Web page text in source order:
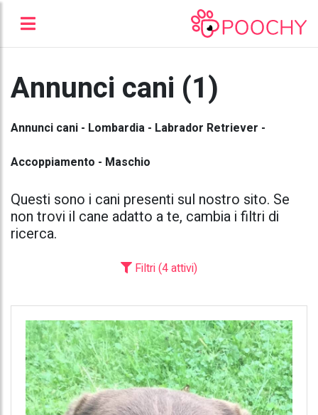
Annunci cani (1)
Annunci cani - Lombardia - Labrador Retriever -
Accoppiamento - Maschio
Questi sono i cani presenti sul nostro sito. Se
non trovi il cane adatto a te, cambia i filtri di
ricerca.
Filtri (4 attivi)